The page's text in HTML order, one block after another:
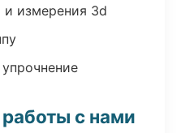
и измерения 3d
с нами